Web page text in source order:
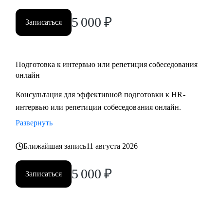
Записаться 5 000 ₽
Подготовка к интервью или репетиция собеседования
онлайн
Консультация для эффективной подготовки к HR-
интервью или репетиции собеседования онлайн.
Развернуть
Ближайшая запись11 августа 2026
Записаться 5 000 ₽